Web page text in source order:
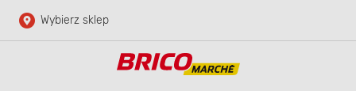
Przejdź do głównej zawartości
Wybierz sklep